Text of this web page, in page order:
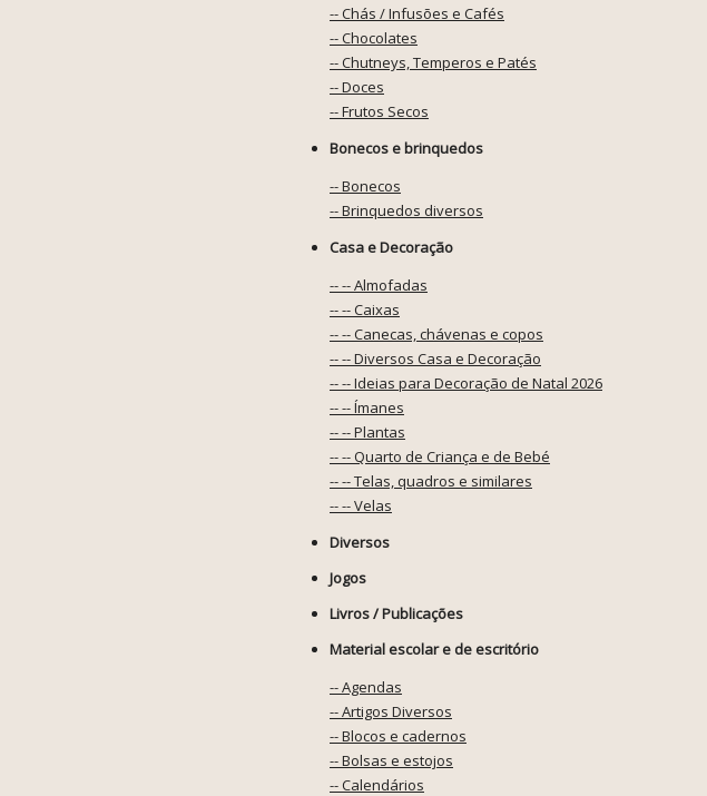
-- Chás / Infusões e Cafés
-- Chocolates
-- Chutneys, Temperos e Patés
-- Doces
-- Frutos Secos
Bonecos e brinquedos
-- Bonecos
-- Brinquedos diversos
Casa e Decoração
-- -- Almofadas
-- -- Caixas
-- -- Canecas, chávenas e copos
-- -- Diversos Casa e Decoração
-- -- Ideias para Decoração de Natal 2026
-- -- Ímanes
-- -- Plantas
-- -- Quarto de Criança e de Bebé
-- -- Telas, quadros e similares
-- -- Velas
Diversos
Jogos
Livros / Publicações
Material escolar e de escritório
-- Agendas
-- Artigos Diversos
-- Blocos e cadernos
-- Bolsas e estojos
-- Calendários